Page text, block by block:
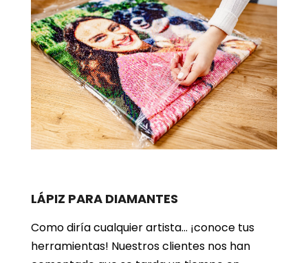
LÁPIZ PARA DIAMANTES
Como diría cualquier artista… ¡conoce tus
herramientas! Nuestros clientes nos han